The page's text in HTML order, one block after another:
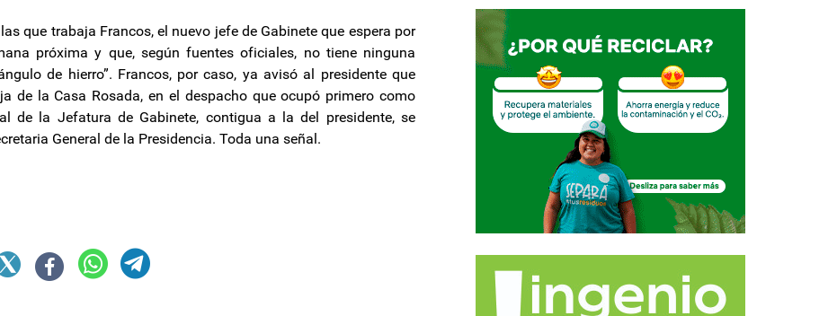
que trabaja Francos, el nuevo jefe de Gabinete que espera por
próxima y que, según fuentes oficiales, no tiene ninguna
de hierro”. Francos, por caso, ya avisó al presidente que
de la Casa Rosada, en el despacho que ocupó primero como
de la Jefatura de Gabinete, contigua a la del presidente, se
General de la Presidencia. Toda una señal.
la insólita afrenta de Guillermo Francos al juez Casanello
que se concretó "la eliminación definitiva" del Ministerio de Mujeres